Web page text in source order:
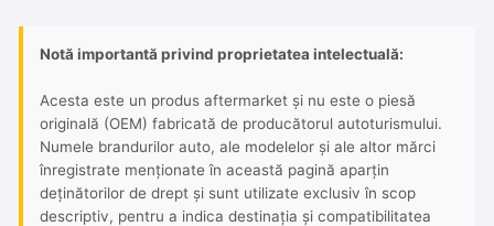
Notă importantă privind proprietatea intelectuală:
Acesta este un produs aftermarket și nu este o piesă
originală (OEM) fabricată de producătorul autoturismului.
Numele brandurilor auto, ale modelelor și ale altor mărci
înregistrate menționate în această pagină aparțin
deținătorilor de drept și sunt utilizate exclusiv în scop
descriptiv, pentru a indica destinația și compatibilitatea